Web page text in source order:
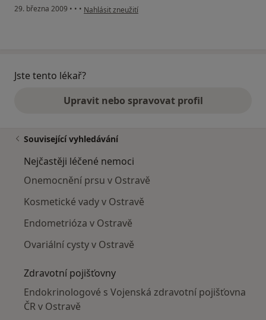
29. března 2009 • • • podle názoru uživatele Marie
Nahlásit zneužití
Jste tento lékař?
Upravit nebo spravovat profil
Související vyhledávání
Nejčastěji léčené nemoci
Onemocnění prsu v Ostravě
Kosmetické vady v Ostravě
Endometrióza v Ostravě
Ovariální cysty v Ostravě
Zdravotní pojišťovny
Endokrinologové s Vojenská zdravotní pojišťovna
ČR v Ostravě